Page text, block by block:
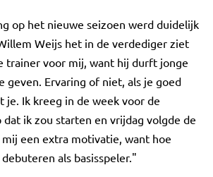
op het nieuwe seizoen werd duidelijk
Weijs het in de verdediger ziet
trainer voor mij, want hij durft jonge
geven. Ervaring of niet, als je goed
je. Ik kreeg in de week voor de
ik zou starten en vrijdag volgde de
een extra motivatie, want hoe
als basisspeler."